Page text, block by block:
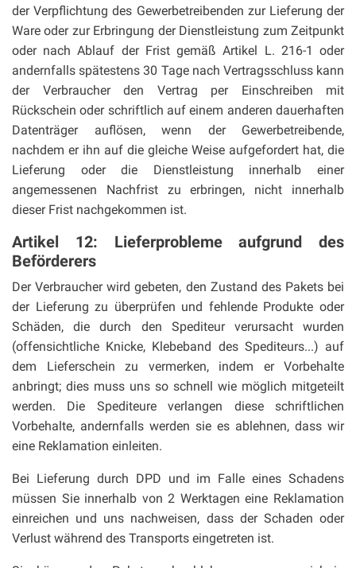
der Verpflichtung des Gewerbetreibenden zur Lieferung der
Ware oder zur Erbringung der Dienstleistung zum Zeitpunkt
oder nach Ablauf der Frist gemäß Artikel L. 216-1 oder
andernfalls spätestens 30 Tage nach Vertragsschluss kann
der Verbraucher den Vertrag per Einschreiben mit
Rückschein oder schriftlich auf einem anderen dauerhaften
Datenträger auflösen, wenn der Gewerbetreibende,
nachdem er ihn auf die gleiche Weise aufgefordert hat, die
Lieferung oder die Dienstleistung innerhalb einer
angemessenen Nachfrist zu erbringen, nicht innerhalb
dieser Frist nachgekommen ist.
Artikel 12: Lieferprobleme aufgrund des
Beförderers
Der Verbraucher wird gebeten, den Zustand des Pakets bei
der Lieferung zu überprüfen und fehlende Produkte oder
Schäden, die durch den Spediteur verursacht wurden
(offensichtliche Knicke, Klebeband des Spediteurs...) auf
dem Lieferschein zu vermerken, indem er Vorbehalte
anbringt; dies muss uns so schnell wie möglich mitgeteilt
werden. Die Spediteure verlangen diese schriftlichen
Vorbehalte, andernfalls werden sie es ablehnen, dass wir
eine Reklamation einleiten.
Bei Lieferung durch DPD und im Falle eines Schadens
müssen Sie innerhalb von 2 Werktagen eine Reklamation
einreichen und uns nachweisen, dass der Schaden oder
Verlust während des Transports eingetreten ist.